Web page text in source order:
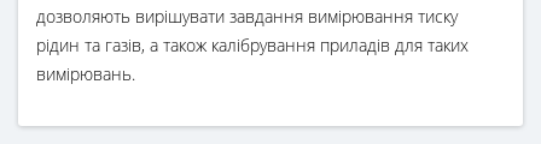
дозволяють вирішувати завдання вимірювання тиску
рідин та газів, а також калібрування приладів для таких
вимірювань.